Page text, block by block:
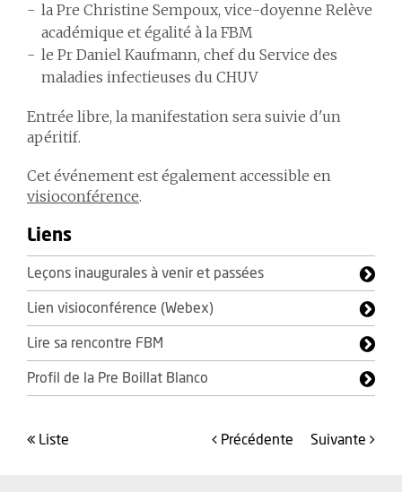
la Pre Christine Sempoux, vice-doyenne Relève
académique et égalité à la FBM
le Pr Daniel Kaufmann, chef du Service des
maladies infectieuses du CHUV
Entrée libre, la manifestation sera suivie d'un
apéritif.
Cet événement est également accessible en
visioconférence.
Liens
Leçons inaugurales à venir et passées
Lien visioconférence (Webex)
Lire sa rencontre FBM
Profil de la Pre Boillat Blanco
liste précédente suivante